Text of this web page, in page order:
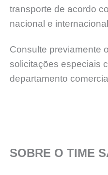
transporte de acordo
nacional e
Consulte previamente
solicitações especiais
departamento
SOBRE O TIME